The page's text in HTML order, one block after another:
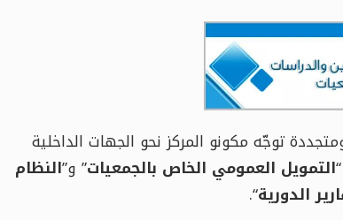
توجّه مكونو المركز نحو الجهات الداخلية
التمويل العمومي الخاص بالجمعيات” و”النظام
الدورية“.